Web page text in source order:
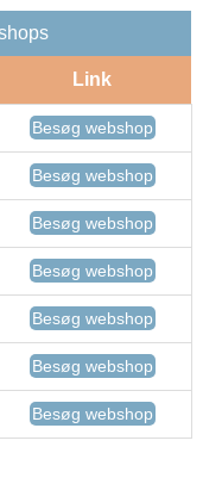
Link
Besøg webshop
Besøg webshop
Besøg webshop
Besøg webshop
Besøg webshop
Besøg webshop
Besøg webshop